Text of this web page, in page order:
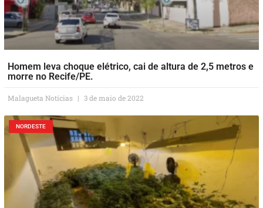
Homem leva choque elétrico, cai de altura de 2,5 metros e
morre no Recife/PE.
Malagueta Notícias 3 de maio de 2022
NORDESTE